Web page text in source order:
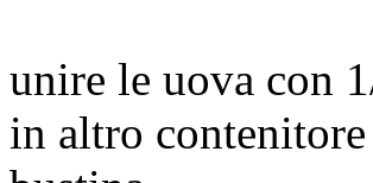
unire le uova con
in altro